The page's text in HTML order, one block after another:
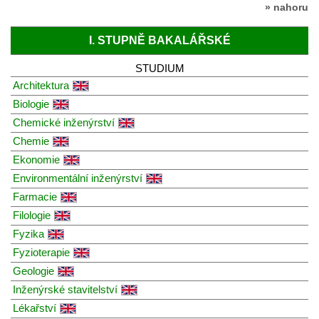
» nahoru
I. STUPNĚ BAKALÁŘSKÉ
STUDIUM
Architektura
Biologie
Chemické inženýrství
Chemie
Ekonomie
Environmentální inženýrství
Farmacie
Filologie
Fyzika
Fyzioterapie
Geologie
Inženýrské stavitelství
Lékařství